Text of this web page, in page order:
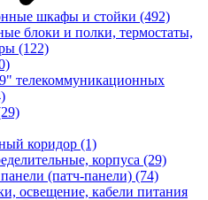
шкафы и стойки (492)
блоки и полки, термостаты,
(122)
телекоммуникационных
коридор (1)
корпуса (29)
(патч-панели) (74)
освещение, кабели питания